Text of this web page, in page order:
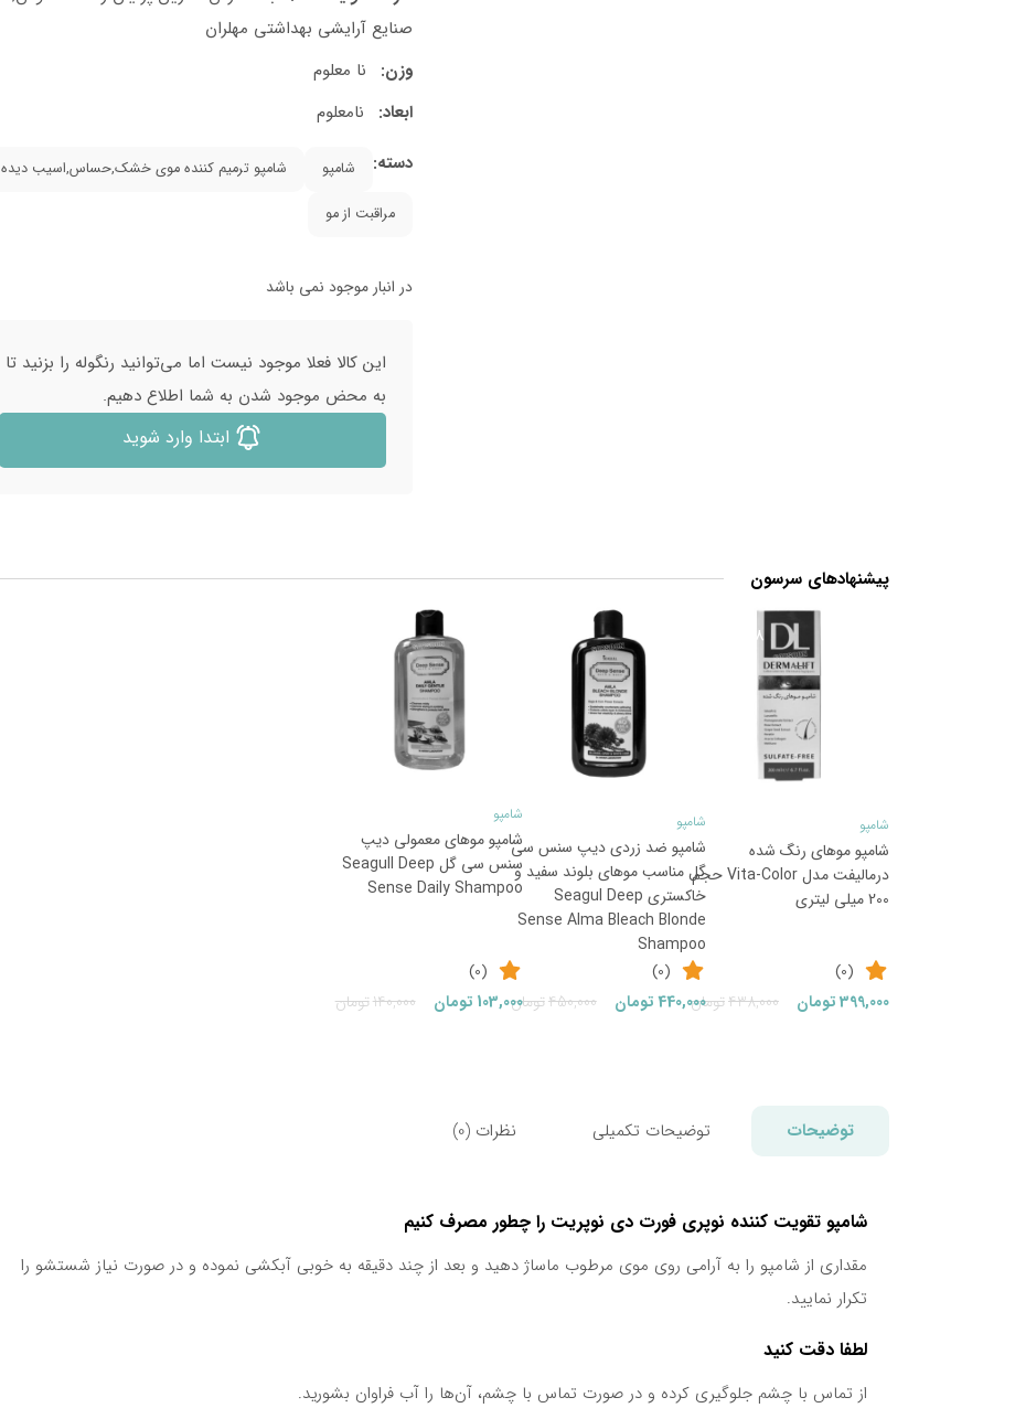
صنایع آرایشی بهداشتی مهلران
وزن:
نا معلوم
ابعاد:
نامعلوم
دسته:
شامپو شامپو ترمیم کننده موی خشک,حساس,اسیب دیده
مراقبت از مو
در انبار موجود نمی باشد
این کالا فعلا موجود نیست اما می‌توانید رنگوله را بزنید تا
به محض موجود شدن به شما اطلاع دهیم.
ابتدا وارد شوید
پیشنهادهای سرسون
8
شامپو
شامپو موهای رنگ شده
درمالیفت مدل Vita-Color حجم
200 میلی لیتری
(0)
438,000تومانقیمت
399,000تومان
قیمت
2
شامپو
شامپو ضد زردی دیپ سنس سی
گل مناسب موهای بلوند سفید و
خاکستری Seagul Deep
Sense Alma Bleach Blonde
Shampoo
(0)
450,000تومانقیمت
440,000تومان
قیمت
26
شامپو
شامپو موهای معمولی دیپ
سنس سی گل Seagull Deep
Sense Daily Shampoo
(0)
140,000تومانقیمت
103,000 تومان
قیمت
توضیحات توضیحات تکمیلی نظرات (0)
شامپو تقویت کننده نوپری فورت دی نوپریت را چطور مصرف کنیم
مقداری از شامپو را به آرامی روی موی مرطوب ماساژ دهید و بعد از چند دقیقه به خوبی آبکشی نموده و در صورت نیاز شستشو را
تکرار نمایید.
لطفا دقت کنید
از تماس با چشم جلوگیری کرده و در صورت تماس با چشم، آن‌ها را آب فراوان بشورید.